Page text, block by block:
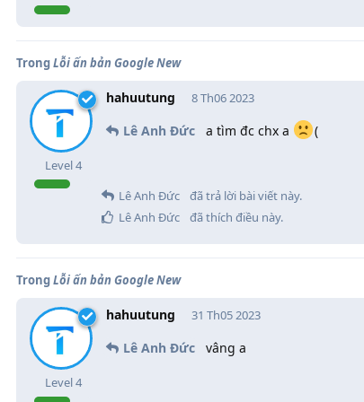
TrongLỗi ấn bản Google New
hahuutung
Level4
8 Th06 2023
Lê Anh Đức a tìm đc chx a (
Lê Anh Đức
đã trả lời bài viết này.
Lê Anh Đức
đã thích điều này.
TrongLỗi ấn bản Google New
hahuutung
Level4
31 Th05 2023
Lê Anh Đức vâng a